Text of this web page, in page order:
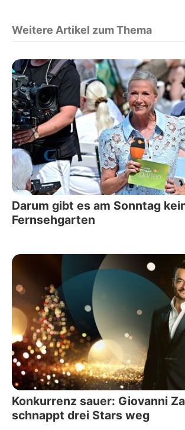
Weitere Artikel zum Thema
Darum gibt es am Sonntag
Fernsehgarten
Konkurrenz sauer: Giovanni
schnappt drei Stars weg